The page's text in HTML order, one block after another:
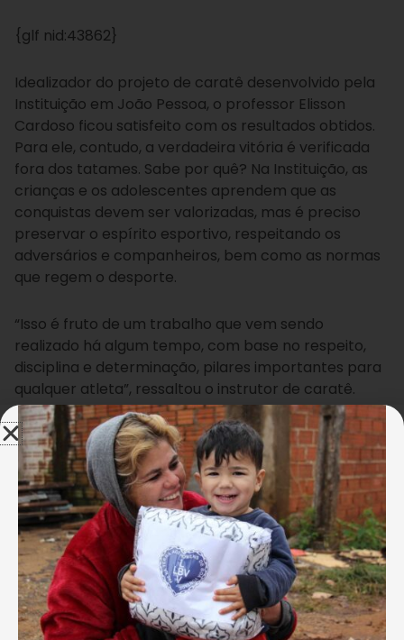
{glf nid:43862}
Idealizador do projeto de caratê desenvolvido pela
Instituição em João Pessoa, o professor Elisson
Cardoso ficou satisfeito com os resultados obtidos.
Para ele, contudo, a verdadeira vitória é verificada
fora dos tatames. Sabe por quê? Na Instituição, as
crianças e os adolescentes aprendem que as
conquistas devem ser valorizadas, mas é preciso
preservar o espírito esportivo, respeitando os
adversários e companheiros, bem como as normas
que regem o desporte.
“Isso é fruto de um trabalho que vem sendo
realizado há algum tempo, com base no respeito,
disciplina e determinação, pilares importantes para
qualquer atleta”, ressaltou o instrutor de caratê.
As ações esportivas realizadas pela LBV têm como
base a linha educacional criada pelo educador Paiva
Netto. A inovadora proposta, formada pelas
Pedagogias do Afeto e do Cidadão Ecumênico
aplicada, com sucesso, nas Escolas e Centros
Comunitários de Assistência Social da Entidade. Ela
busca o desenvolvimento integral dos atendidos,
formando “Cérebro e Coração.”
Colhendo os frutos